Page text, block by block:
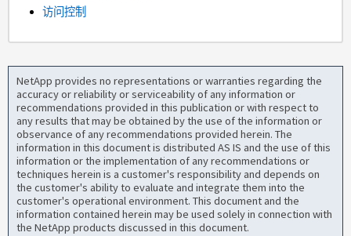
访问控制
NetApp provides no representations or warranties regarding the
accuracy or reliability or serviceability of any information or
recommendations provided in this publication or with respect to
any results that may be obtained by the use of the information or
observance of any recommendations provided herein. The
information in this document is distributed AS IS and the use of this
information or the implementation of any recommendations or
techniques herein is a customer's responsibility and depends on
the customer's ability to evaluate and integrate them into the
customer's operational environment. This document and the
information contained herein may be used solely in connection with
the NetApp products discussed in this document.